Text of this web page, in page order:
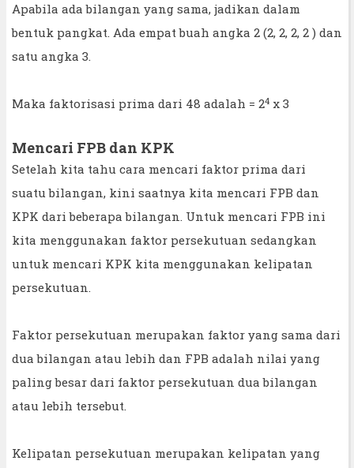
Apabila ada bilangan yang sama, jadikan dalam
bentuk pangkat. Ada empat buah angka 2 (2, 2, 2, 2 ) dan
satu angka 3.
Maka faktorisasi prima dari 48 adalah = 24 x 3
Mencari FPB dan KPK
Setelah kita tahu cara mencari faktor prima dari
suatu bilangan, kini saatnya kita mencari FPB dan
KPK dari beberapa bilangan. Untuk mencari FPB ini
kita menggunakan faktor persekutuan sedangkan
untuk mencari KPK kita menggunakan kelipatan
persekutuan.
Faktor persekutuan merupakan faktor yang sama dari
dua bilangan atau lebih dan FPB adalah nilai yang
paling besar dari faktor persekutuan dua bilangan
atau lebih tersebut.
Kelipatan persekutuan merupakan kelipatan yang